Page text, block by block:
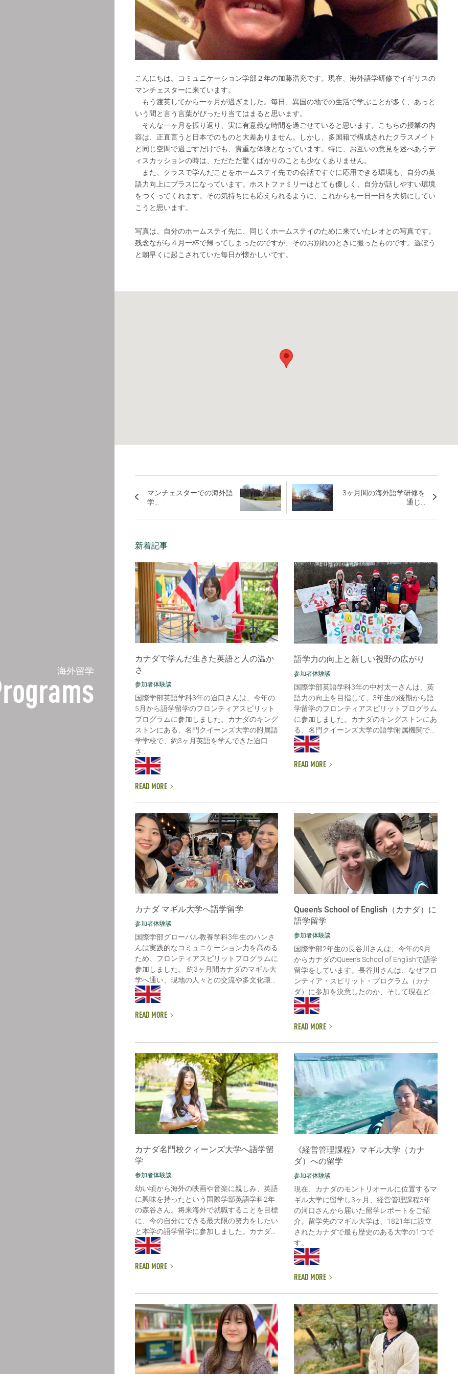
海外留学
こんにちは。コミュニケーション学部２年の加藤浩充です。現在、海外語学研修でイギリスの
マンチェスターに来ています。
もう渡英してから一ヶ月が過ぎました。毎日、異国の地での生活で学ぶことが多く、あっと
いう間と言う言葉がぴったり当てはまると思います。
そんな一ヶ月を振り返り、実に有意義な時間を過ごせていると思います。こちらの授業の内
容は、正直言うと日本でのものと大差ありません。しかし、多国籍で構成されたクラスメイト
と同じ空間で過ごすだけでも、貴重な体験となっています。特に、お互いの意見を述べあうデ
ィスカッションの時は、ただただ驚くばかりのことも少なくありません。
また、クラスで学んだことをホームステイ先での会話ですぐに応用できる環境も、自分の英
語力向上にプラスになっています。ホストファミリーはとても優しく、自分が話しやすい環境
をつくってくれます。その気持ちにも応えられるように、これからも一日一日を大切にしてい
こうと思います。
写真は、自分のホームステイ先に、同じくホームステイのために来ていたレオとの写真です。
残念ながら４月一杯で帰ってしまったのですが、そのお別れのときに撮ったものです。遊ぼう
と朝早くに起こされていた毎日が懐かしいです。
マンチェスターでの海外語
学...
3ヶ月間の海外語学研修を
通じ...
新着記事
カナダで学んだ生きた英語と人の温か
さ
参加者体験談
国際学部英語学科3年の迫口さんは、今年の
5月から語学留学のフロンティアスピリット
プログラムに参加しました。カナダのキング
ストンにある、名門クイーンズ大学の附属語
学学校で、約3ヶ月英語を学んできた迫口
さ...
READ MORE
語学力の向上と新しい視野の広がり
参加者体験談
国際学部英語学科3年の中村太一さんは、英
語力の向上を目指して、3年生の後期から語
学留学のフロンティアスピリットプログラム
に参加しました。カナダのキングストンにあ
る、名門クイーンズ大学の語学附属機関で...
READ MORE
カナダ マギル大学へ語学留学
参加者体験談
国際学部グローバル教養学科3年生のハンさ
んは実践的なコミュニケーション力を高める
ため、フロンティアスピリットプログラムに
参加しました。 約3ヶ月間カナダのマギル大
学へ通い、現地の人々との交流や多文化環...
READ MORE
Queen’s School of English（カナダ）に
語学留学
参加者体験談
国際学部2年生の長谷川さんは、今年の9月
からカナダのQueen's School of Englishで語学
留学をしています。長谷川さんは、なぜフロ
ンティア・スピリット・プログラム（カナ
ダ）に参加を決意したのか、そして現在ど...
READ MORE
カナダ名門校クィーンズ大学へ語学留
学
参加者体験談
幼い頃から海外の映画や音楽に親しみ、英語
に興味を持ったという国際学部英語学科2年
の森谷さん。将来海外で就職することを目標
に、今の自分にできる最大限の努力をしたい
と本学の語学留学に参加しました。カナダ...
READ MORE
《経営管理課程》マギル大学（カナ
ダ）への留学
参加者体験談
現在、カナダのモントリオールに位置するマ
ギル大学に留学し3ヶ月、経営管理課程3年
の河口さんから届いた留学レポートをご紹
介。留学先のマギル大学は、1821年に設立
されたカナダで最も歴史のある大学の1つで
す。...
READ MORE